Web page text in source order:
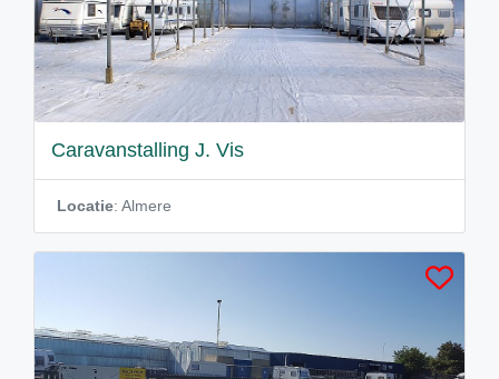
Caravanstalling J. Vis
Locatie: Almere